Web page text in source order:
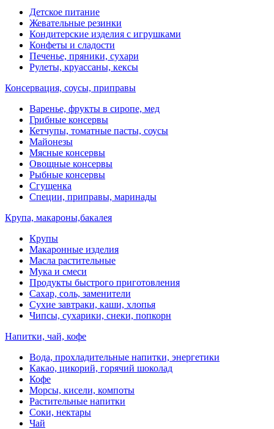
Детское питание
Жевательные резинки
Кондитерские изделия с игрушками
Конфеты и сладости
Печенье, пряники, сухари
Рулеты, круассаны, кексы
Консервация, соусы, приправы
Варенье, фрукты в сиропе, мед
Грибные консервы
Кетчупы, томатные пасты, соусы
Майонезы
Мясные консервы
Овощные консервы
Рыбные консервы
Сгущенка
Специи, приправы, маринады
Крупа, макароны,бакалея
Крупы
Макаронные изделия
Масла растительные
Мука и смеси
Продукты быстрого приготовления
Сахар, соль, заменители
Сухие завтраки, каши, хлопья
Чипсы, сухарики, снеки, попкорн
Напитки, чай, кофе
Вода, прохладительные напитки, энергетики
Какао, цикорий, горячий шоколад
Кофе
Морсы, кисели, компоты
Растительные напитки
Соки, нектары
Чай